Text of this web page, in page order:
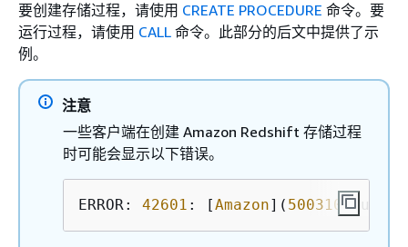
要创建存储过程，请使用 CREATE PROCEDURE 命令。要
运行过程，请使用 CALL 命令。此部分的后文中提供了示
例。
注意
一些客户端在创建 Amazon Redshift 存储过程
时可能会显示以下错误。
ERROR: 42601 : [Amazon]( 500310)